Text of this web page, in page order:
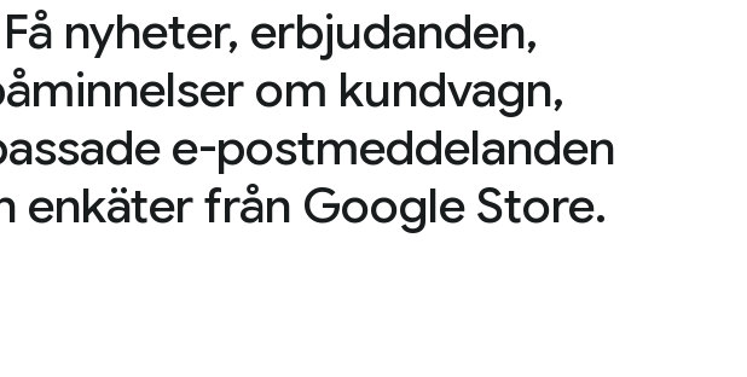
Få nyheter, erbjudanden,
om kundvagn,
e-postmeddelanden
enkäter från Google Store.